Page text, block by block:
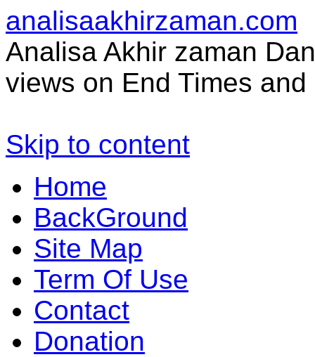
analisaakhirzaman.com
Analisa Akhir zaman
views on End Times
Skip to content
Home
BackGround
Site Map
Term Of Use
Contact
Donation